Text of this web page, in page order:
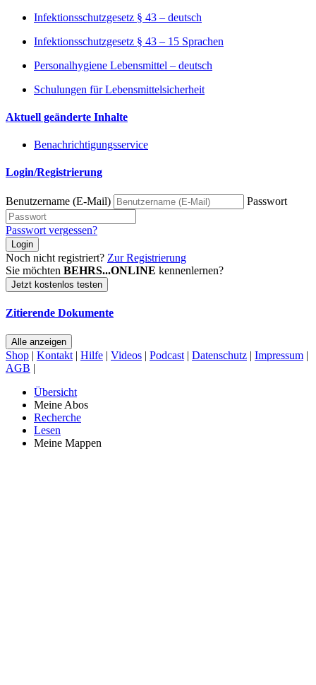
Infektionsschutzgesetz § 43 – deutsch
Infektionsschutzgesetz § 43 – 15 Sprachen
Personalhygiene Lebensmittel – deutsch
Schulungen für Lebensmittelsicherheit
Aktuell geänderte Inhalte
Benachrichtigungsservice
Login/Registrierung
Benutzername (E-Mail) Passwort
Passwort vergessen?
Login
Noch nicht registriert? Zur Registrierung
Sie möchten BEHRS...ONLINE kennenlernen?
Jetzt kostenlos testen
Zitierende Dokumente
Alle anzeigen
Shop | Kontakt | Hilfe | Videos | Podcast | Datenschutz | Impressum |
AGB |
Übersicht
Meine Abos
Recherche
Lesen
Meine Mappen